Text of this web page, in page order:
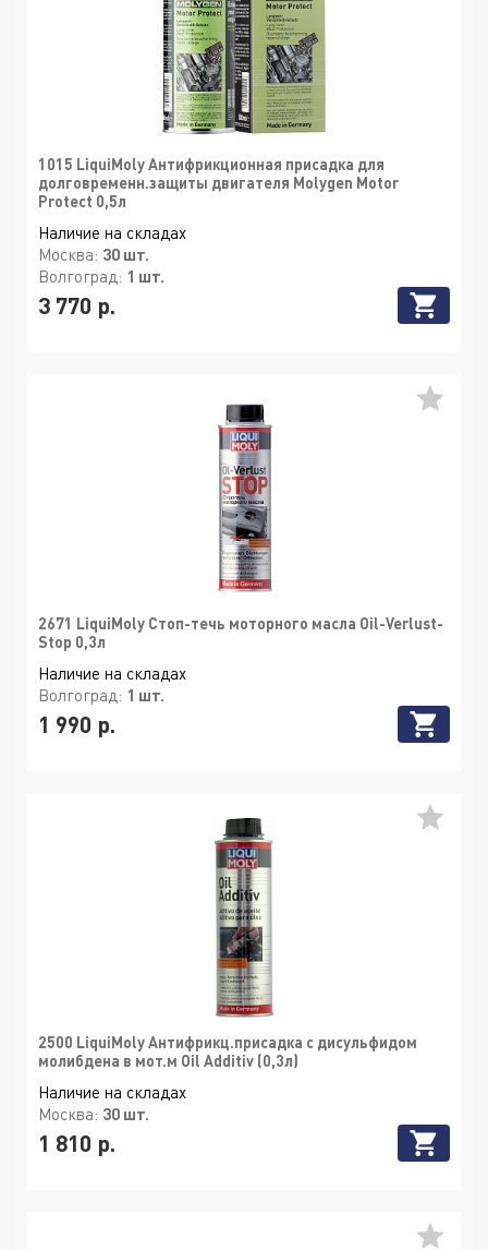
1015 LiquiMoly Антифрикционная присадка для
долговременн.защиты двигателя Molygen Motor
Protect 0,5л
Наличие на складах
Москва: 30 шт.
Волгоград: 1 шт.
3 770 р.
2671 LiquiMoly Стоп-течь моторного масла Oil-Verlust-
Stop 0,3л
Наличие на складах
Волгоград: 1 шт.
1 990 р.
2500 LiquiMoly Антифрикц.присадка с дисульфидом
молибдена в мот.м Oil Additiv (0,3л)
Наличие на складах
Москва: 30 шт.
1 810 р.